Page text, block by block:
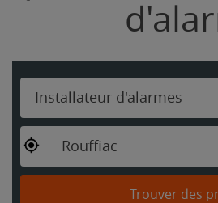
Installateur d'alarmes
Rouffiac
Trouver des